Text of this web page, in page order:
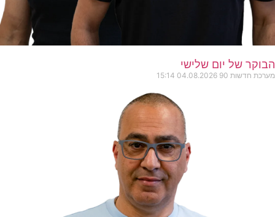
הבוקר של יום שלישי
מערכת חדשות 90 04.08.2026
15:14